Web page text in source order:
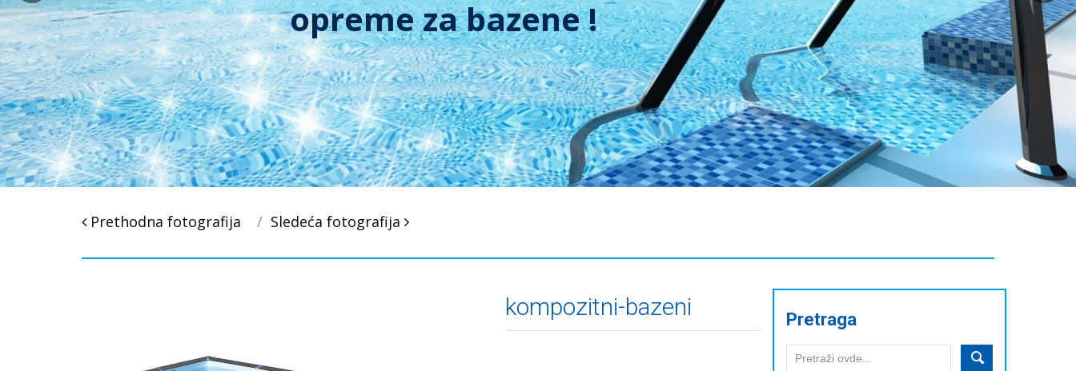
Post
Prethodna fotografija Sledeća fotografija
kompozitni-bazeni Pretraga